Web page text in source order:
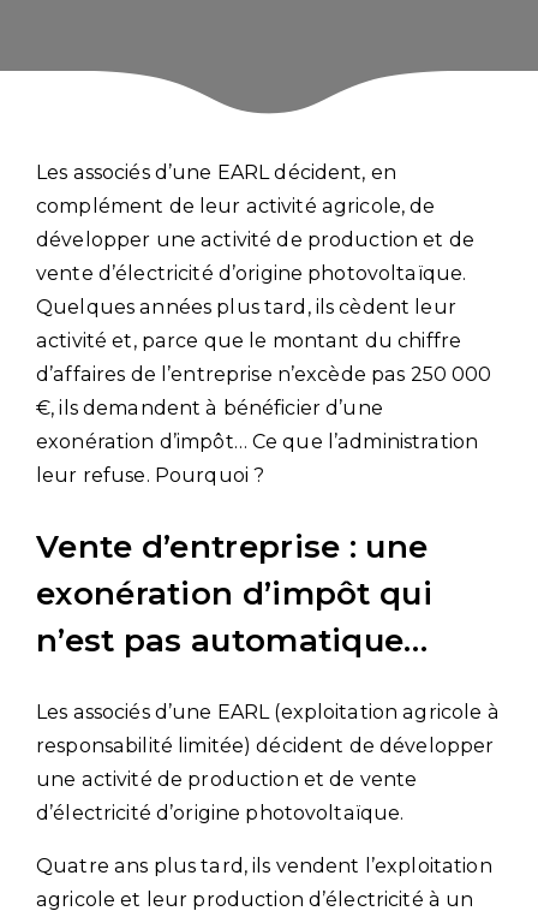
Les associés d’une EARL décident, en
complément de leur activité agricole, de
développer une activité de production et de
vente d’électricité d’origine photovoltaïque.
Quelques années plus tard, ils cèdent leur
activité et, parce que le montant du chiffre
d’affaires de l’entreprise n’excède pas 250 000
€, ils demandent à bénéficier d’une
exonération d’impôt… Ce que l’administration
leur refuse. Pourquoi ?
Vente d’entreprise : une
exonération d’impôt qui
n’est pas automatique…
Les associés d’une EARL (exploitation agricole à
responsabilité limitée) décident de développer
une activité de production et de vente
d’électricité d’origine photovoltaïque.
Quatre ans plus tard, ils vendent l’exploitation
agricole et leur production d’électricité à un